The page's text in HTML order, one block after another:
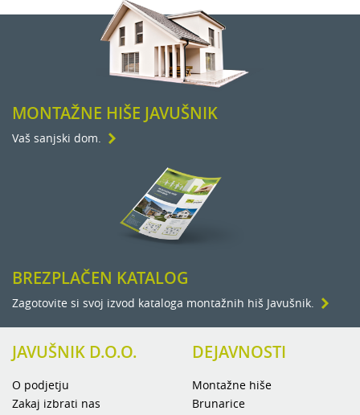
MONTAŽNE HIŠE JAVUŠNIK
Vaš sanjski dom.
BREZPLAČEN KATALOG
Zagotovite si svoj izvod kataloga montažnih hiš Javušnik.
JAVUŠNIK D.O.O.
O podjetju
Zakaj izbrati nas
DEJAVNOSTI
Montažne hiše
Brunarice